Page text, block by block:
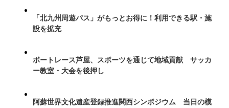
「北九州周遊パス」がもっとお得に！利用できる駅・施
設を拡充
ボートレース芦屋、スポーツを通じて地域貢献 サッカ
ー教室・大会を後押し
阿蘇世界文化遺産登録推進関西シンポジウム 当日の模